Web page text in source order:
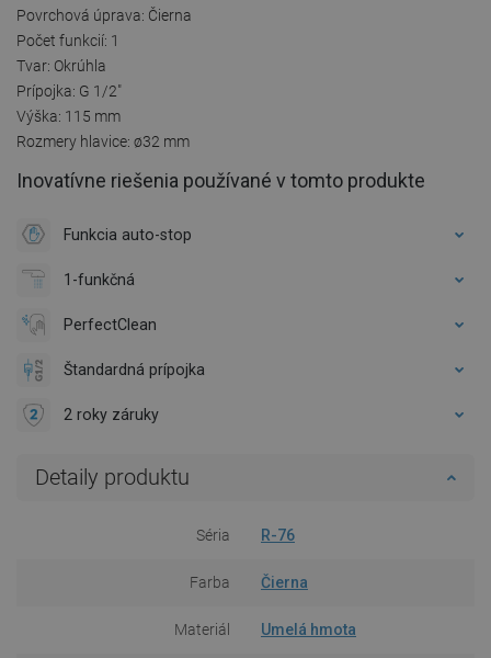
Povrchová úprava: Čierna
Počet funkcií: 1
Tvar: Okrúhla
Prípojka: G 1/2"
Výška: 115 mm
Rozmery hlavice: ø32 mm
Inovatívne riešenia používané v tomto produkte
Funkcia auto-stop
1-funkčná
PerfectClean
Štandardná prípojka
2 roky záruky
Detaily produktu
Séria R-76
Farba Čierna
Materiál Umelá hmota